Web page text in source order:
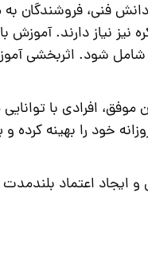
دانش فنی، فروشندگان
نیز نیاز دارند.آموزش
شامل شود. اثربخشی
موفق، افرادی با
خود را بهینه کرده
و ایجاد اعتماد